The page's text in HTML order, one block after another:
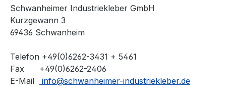
Schwanheimer Industriekleber GmbH
Kurzgewann 3
69436 Schwanheim
Telefon +49(0)6262-3431 + 5461
Fax +49(0)6262-2406
E-Mail
info@schwanheimer-industriekleber.de